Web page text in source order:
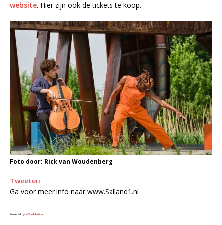
website. Hier zijn ook de tickets te koop.
Foto door: Rick van Woudenberg
Tweeten
Ga voor meer info naar www.Salland1.nl
Powered by WPeMatico